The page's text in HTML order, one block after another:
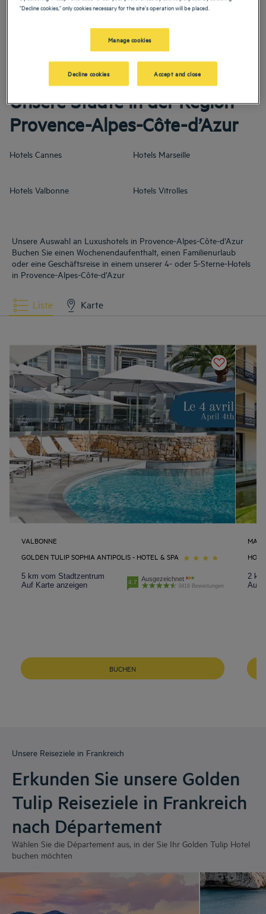
willkommen. Restaurants, Parkplatz, Konferenzraum und bequeme Zimmer – wir
tun unser Bestes, um Ihren Aufenthalt so komfortabel wie möglich zu gestalten.
der Entspannung und Erholung genießen.
Unsere Städte in der Region
Provence-Alpes-Côte-d’Azur
Hotels Cannes Hotels Marseille
Hotels Valbonne Hotels Vitrolles
Unsere Auswahl an Luxushotels in Provence-Alpes-Côte-d’Azur
Buchen Sie einen Wochenendaufenthalt, einen Familienurlaub
oder eine Geschäftsreise in einem unserer 4- oder 5-Sterne-Hotels
in Provence-Alpes-Côte-d’Azur
Liste Karte
VALBONNE
GOLDEN TULIP SOPHIA ANTIPOLIS - HOTEL & SPA
5 km vom Stadtzentrum
Auf Karte anzeigen
4.7 Ausgezeichnet
3416 Bewertungen
BUCHEN
2
Auf
Unsere Reiseziele in Frankreich
Erkunden Sie unsere Golden
Tulip Reiseziele in Frankreich
nach Département
Wählen Sie die Département aus, in der Sie Ihr Golden Tulip Hotel
buchen möchten
"Decline cookies," only cookies necessary for the site's operation will be placed.
Manage cookies
Decline cookies Accept and close